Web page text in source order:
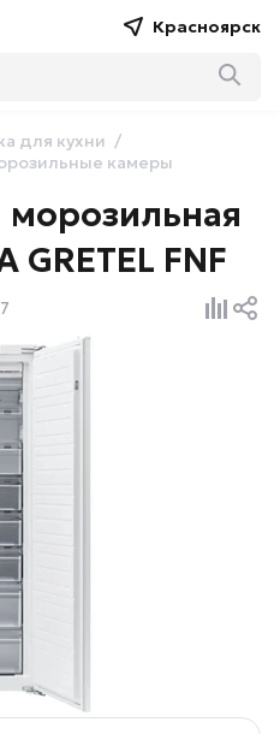
Красноярск
для кухни
камеры
морозильная
GRETEL FNF